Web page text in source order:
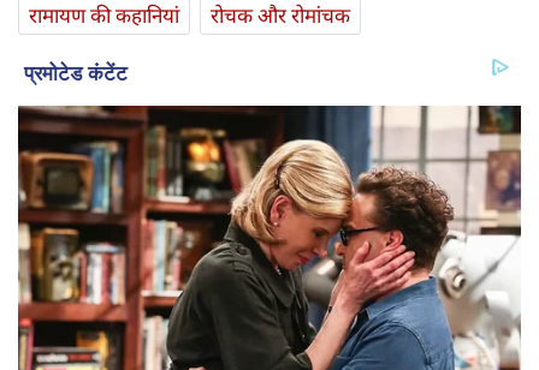
रामायण की कहानियां
रोचक और रोमांचक